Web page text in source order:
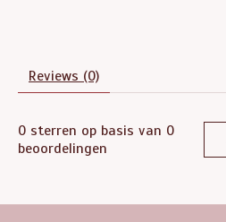
Reviews (0)
0 sterren op basis van 0
beoordelingen